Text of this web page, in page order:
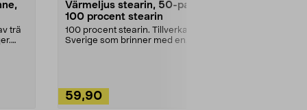
trä
Värmeljus stearin, 50-pack,
100 procent stearin
100 procent stearin. Tillverkade i
Sverige som brinner med en
59,90